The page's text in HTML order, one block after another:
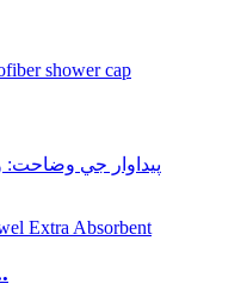
پيداوار جي وضاحت: